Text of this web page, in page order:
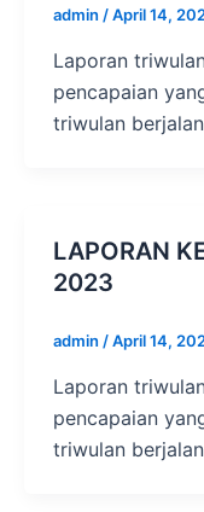
admin /April 14,
Laporan
pencapaian
triwulan berjalan
LAPORAN
2023
admin /April 14,
Laporan
pencapaian
triwulan berjalan